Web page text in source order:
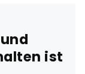
ist